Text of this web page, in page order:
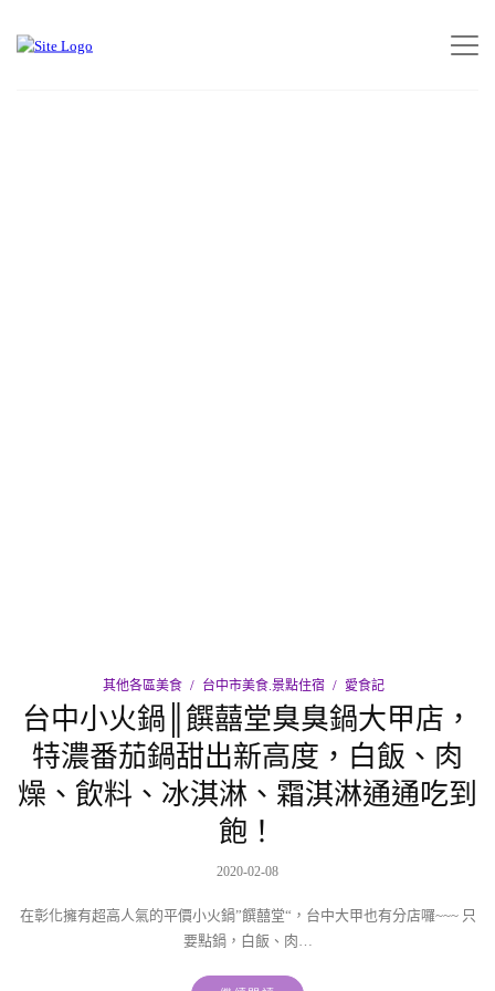
其他各區美食 台中市美食.景點住宿 愛食記
台中小火鍋║饌囍堂臭臭鍋大甲店，
特濃番茄鍋甜出新高度，白飯、肉
燥、飲料、冰淇淋、霜淇淋通通吃到
飽！
2020-02-08
在彰化擁有超高人氣的平價小火鍋”饌囍堂“，台中大甲也有分店囉~~~ 只
要點鍋，白飯、肉…